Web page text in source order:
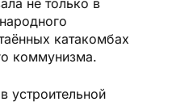
катакомбах
коммунизма.
устроительной